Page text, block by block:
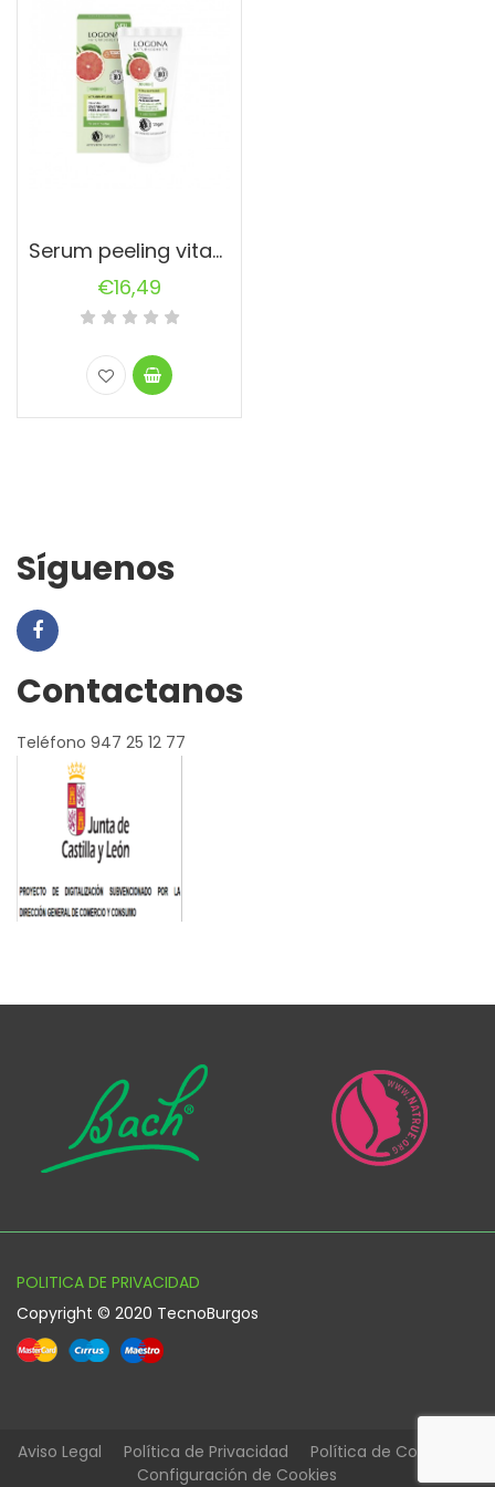
Serum peeling vitaminico nocturno pomelo bio & vitamina F y E
€16,49
Síguenos
Contactanos
Teléfono 947 25 12 77
POLITICA DE PRIVACIDAD
Copyright © 2020 TecnoBurgos
Aviso Legal Política de Privacidad
Política de Cookies
Configuración de Cookies